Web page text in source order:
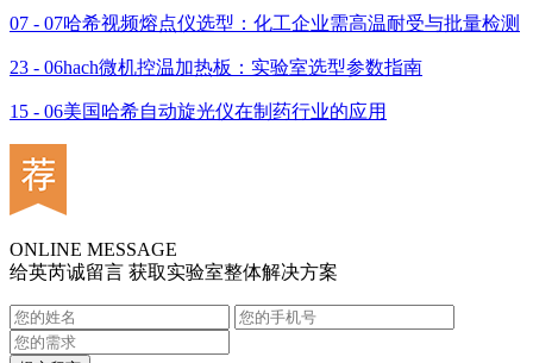
07 - 07哈希视频熔点仪选型：化工企业需高温耐受与批量检测
23 - 06hach微机控温加热板：实验室选型参数指南
15 - 06美国哈希自动旋光仪在制药行业的应用
ONLINE MESSAGE
给英芮诚留言 获取实验室整体解决方案